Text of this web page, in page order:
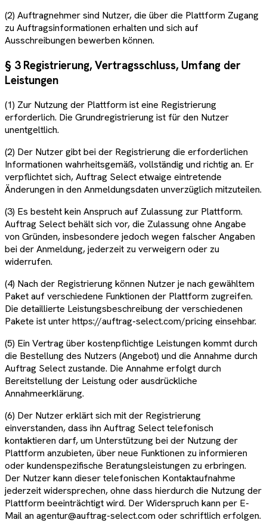
(2) Auftragnehmer sind Nutzer, die über die Plattform Zugang
zu Auftragsinformationen erhalten und sich auf
Ausschreibungen bewerben können.
§ 3 Registrierung, Vertragsschluss, Umfang der
Leistungen
(1) Zur Nutzung der Plattform ist eine Registrierung
erforderlich. Die Grundregistrierung ist für den Nutzer
unentgeltlich.
(2) Der Nutzer gibt bei der Registrierung die erforderlichen
Informationen wahrheitsgemäß, vollständig und richtig an. Er
verpflichtet sich, Auftrag Select etwaige eintretende
Änderungen in den Anmeldungsdaten unverzüglich mitzuteilen.
(3) Es besteht kein Anspruch auf Zulassung zur Plattform.
Auftrag Select behält sich vor, die Zulassung ohne Angabe
von Gründen, insbesondere jedoch wegen falscher Angaben
bei der Anmeldung, jederzeit zu verweigern oder zu
widerrufen.
(4) Nach der Registrierung können Nutzer je nach gewähltem
Paket auf verschiedene Funktionen der Plattform zugreifen.
Die detaillierte Leistungsbeschreibung der verschiedenen
Pakete ist unter https://auftrag-select.com/pricing einsehbar.
(5) Ein Vertrag über kostenpflichtige Leistungen kommt durch
die Bestellung des Nutzers (Angebot) und die Annahme durch
Auftrag Select zustande. Die Annahme erfolgt durch
Bereitstellung der Leistung oder ausdrückliche
Annahmeerklärung.
(6) Der Nutzer erklärt sich mit der Registrierung
einverstanden, dass ihn Auftrag Select telefonisch
kontaktieren darf, um Unterstützung bei der Nutzung der
Plattform anzubieten, über neue Funktionen zu informieren
oder kundenspezifische Beratungsleistungen zu erbringen.
Der Nutzer kann dieser telefonischen Kontaktaufnahme
jederzeit widersprechen, ohne dass hierdurch die Nutzung der
Plattform beeinträchtigt wird. Der Widerspruch kann per E-
Mail an agentur@auftrag-select.com oder schriftlich erfolgen.